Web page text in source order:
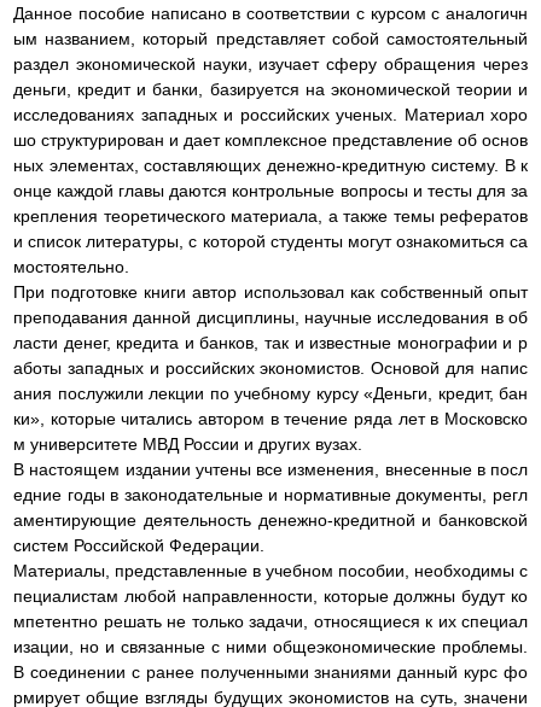
Данное пособие написано в соответствии с курсом с аналогичн
ым названием, который представляет собой самостоятельный
раздел экономической науки, изучает сферу обращения через
деньги, кредит и банки, базируется на экономической теории и
исследованиях западных и российских ученых. Материал хоро
шо структурирован и дает комплексное представление об основ
ных элементах, составляющих денежно-кредитную систему. В к
онце каждой главы даются контрольные вопросы и тесты для за
крепления теоретического материала, а также темы рефератов
и список литературы, с которой студенты могут ознакомиться са
мостоятельно.
При подготовке книги автор использовал как собственный опыт
преподавания данной дисциплины, научные исследования в об
ласти денег, кредита и банков, так и известные монографии и р
аботы западных и российских экономистов. Основой для напис
ания послужили лекции по учебному курсу «Деньги, кредит, бан
ки», которые читались автором в течение ряда лет в Московско
м университете МВД России и других вузах.
В настоящем издании учтены все изменения, внесенные в посл
едние годы в законодательные и нормативные документы, регл
аментирующие деятельность денежно-кредитной и банковской
систем Российской Федерации.
Материалы, представленные в учебном пособии, необходимы с
пециалистам любой направленности, которые должны будут ко
мпетентно решать не только задачи, относящиеся к их специал
изации, но и связанные с ними общеэкономические проблемы.
В соединении с ранее полученными знаниями данный курс фо
рмирует общие взгляды будущих экономистов на суть, значени